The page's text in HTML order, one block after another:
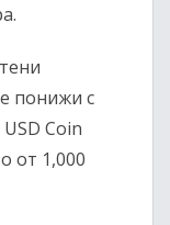
понижи с
Coin
от 1,000